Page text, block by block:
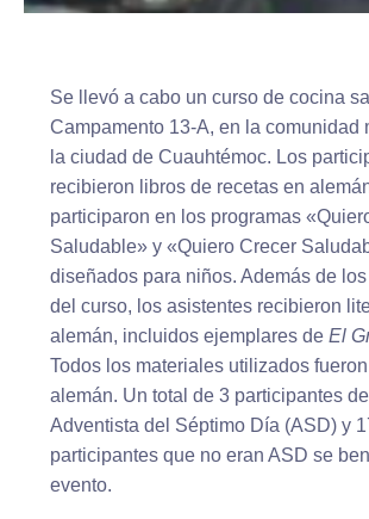
Se llevó a cabo un curso de cocina
Campamento 13-A, en la comunidad
la ciudad de Cuauhtémoc. Los
recibieron libros de recetas en
participaron en los programas
Saludable» y «Quiero Crecer
diseñados para niños. Además de
del curso, los asistentes recibieron
alemán, incluidos ejemplares de El
Todos los materiales utilizados
alemán. Un total de 3 participantes
Adventista del Séptimo Día (ASD) y
participantes que no eran ASD se
evento.